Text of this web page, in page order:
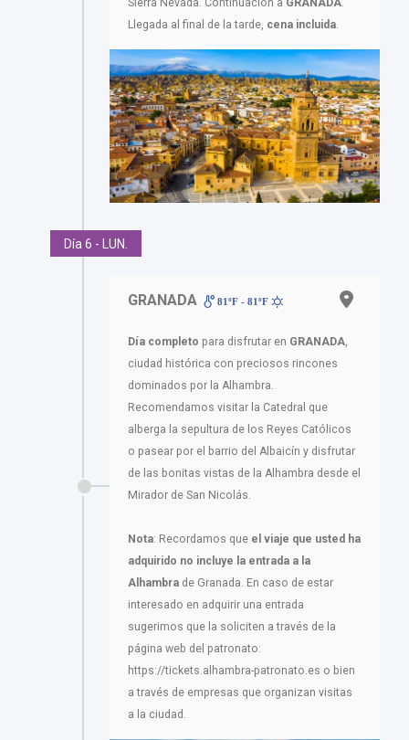
Llegada al final de la tarde, cena incluida
Día 6 - LUN.
GRANADA 81ºF - 81ºF
Día completo para disfrutar en GRANADA,
ciudad histórica con preciosos rincones
dominados por la Alhambra.
Recomendamos visitar la Catedral que
alberga la sepultura de los Reyes Católicos
o pasear por el barrio del Albaicín y disfrutar
de las bonitas vistas de la Alhambra desde el
Mirador de San Nicolás.
Nota: Recordamos que el viaje que usted ha
adquirido no incluye la entrada a la
Alhambra de Granada. En caso de estar
interesado en adquirir una entrada
sugerimos que la soliciten a través de la
página web del patronato:
https://tickets.alhambra-patronato.es o bien
a través de empresas que organizan visitas
a la ciudad.